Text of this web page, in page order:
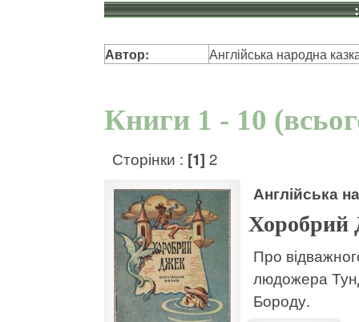
Автор: Англійська народна
Книги 1 - 10
Сторінки : [1] 2
Англійська
Хоробрий
Про
людожера
Бороду.